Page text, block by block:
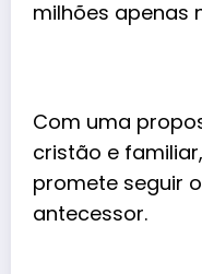
milhões apenas
Com uma
cristão e
promete seguir
antecessor.